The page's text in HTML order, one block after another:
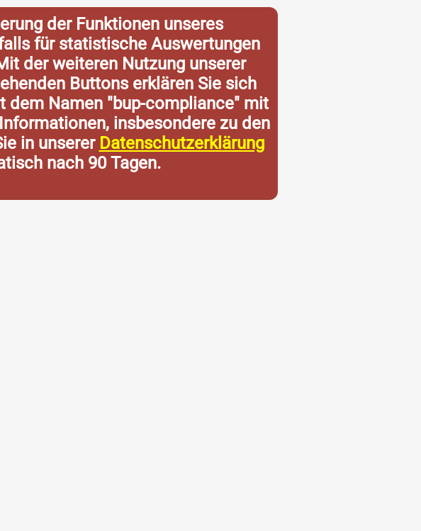
der Funktionen unseres
für statistische Auswertungen
der weiteren Nutzung unserer
Buttons erklären Sie sich
dem Namen "bup-compliance" mit
insbesondere zu den
in unserer Datenschutzerklärung
nach 90 Tagen.